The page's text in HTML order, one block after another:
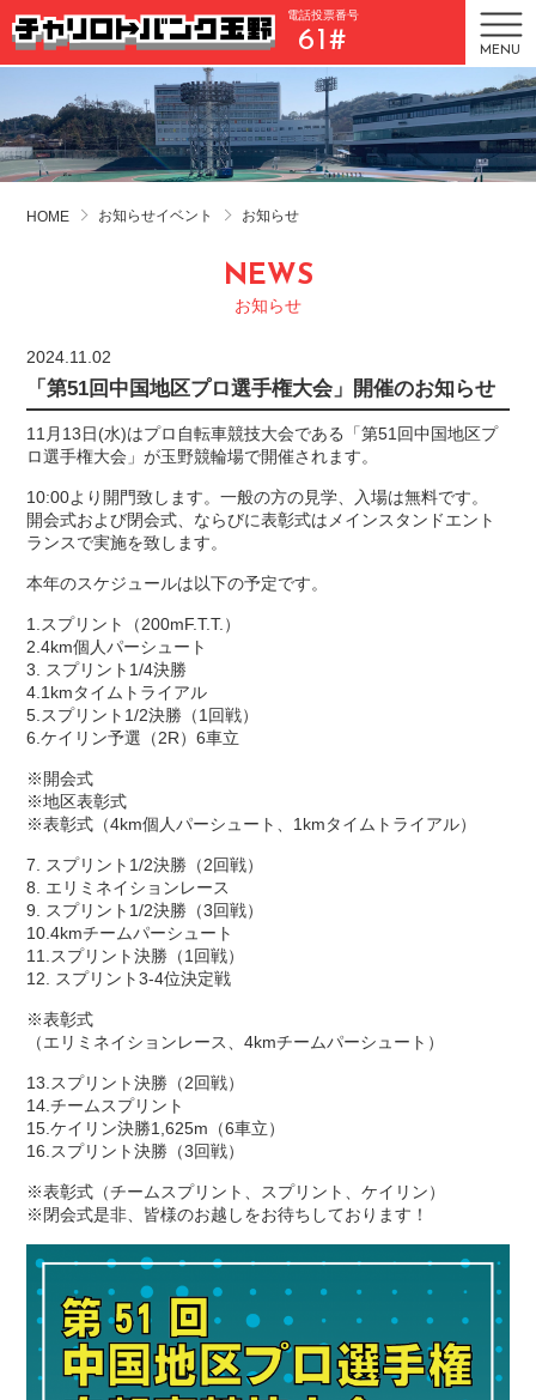
電話投票番号
61# MENU
HOME お知らせイベント お知らせ
NEWS
お知らせ
2024.11.02
「第51回中国地区プロ選手権大会」開催のお知らせ
11月13日(水)はプロ自転車競技大会である「第51回中国地区プ
ロ選手権大会」が玉野競輪場で開催されます。
10:00より開門致します。一般の方の見学、入場は無料です。
開会式および閉会式、ならびに表彰式はメインスタンドエント
ランスで実施を致します。
本年のスケジュールは以下の予定です。
1.スプリント（200mF.T.T.）
2.4km個人パーシュート
3. スプリント1/4決勝
4.1kmタイムトライアル
5.スプリント1/2決勝（1回戦）
6.ケイリン予選（2R）6車立
※開会式
※地区表彰式
※表彰式（4km個人パーシュート、1kmタイムトライアル）
7. スプリント1/2決勝（2回戦）
8. エリミネイションレース
9. スプリント1/2決勝（3回戦）
10.4kmチームパーシュート
11.スプリント決勝（1回戦）
12. スプリント3-4位決定戦
※表彰式
（エリミネイションレース、4kmチームパーシュート）
13.スプリント決勝（2回戦）
14.チームスプリント
15.ケイリン決勝1,625m（6車立）
16.スプリント決勝（3回戦）
※表彰式（チームスプリント、スプリント、ケイリン）
※閉会式是非、皆様のお越しをお待ちしております！